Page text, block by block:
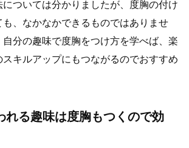
ついては分かりましたが、度胸の付け
、なかなかできるものではありませ
分の趣味で度胸をつけ方を学べば、楽
スキルアップにもつながるのでおすすめ
れる趣味は度胸もつくので効